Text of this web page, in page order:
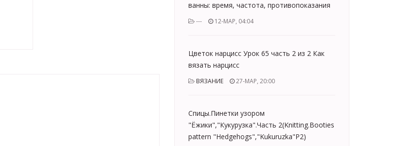
ванны: время, частота, противопоказания
--- 12-МАР, 04:04
Цветок нарцисс Урок 65 часть 2 из 2 Как
вязать нарцисс
ВЯЗАНИЕ 27-МАР, 20:00
Спицы.Пинетки узором
"Ёжики","Кукурузка".Часть 2(Knitting.Booties
pattern "Hedgehogs","Kukuruzka"Р2)